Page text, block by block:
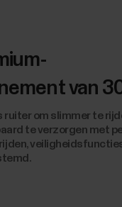
van
ruiter om slimmer te
te verzorgen met